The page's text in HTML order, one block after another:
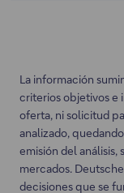
en
una
nueva
pestaña.
La información
criterios objetivos e
oferta, ni solicitud
analizado,
emisión del
mercados.
decisiones que se